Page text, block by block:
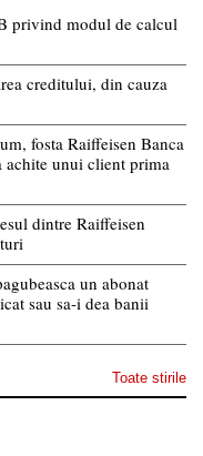
privind modul de calcul
creditului, din cauza
fosta Raiffeisen Banca
achite unui client prima
dintre Raiffeisen
un abonat
sau sa-i dea banii
Toate stirile